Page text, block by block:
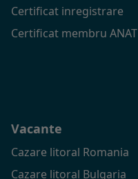
Certificat inregistrare
Certificat membru ANAT
Vacante
Cazare litoral Romania
Cazare litoral Bulgaria